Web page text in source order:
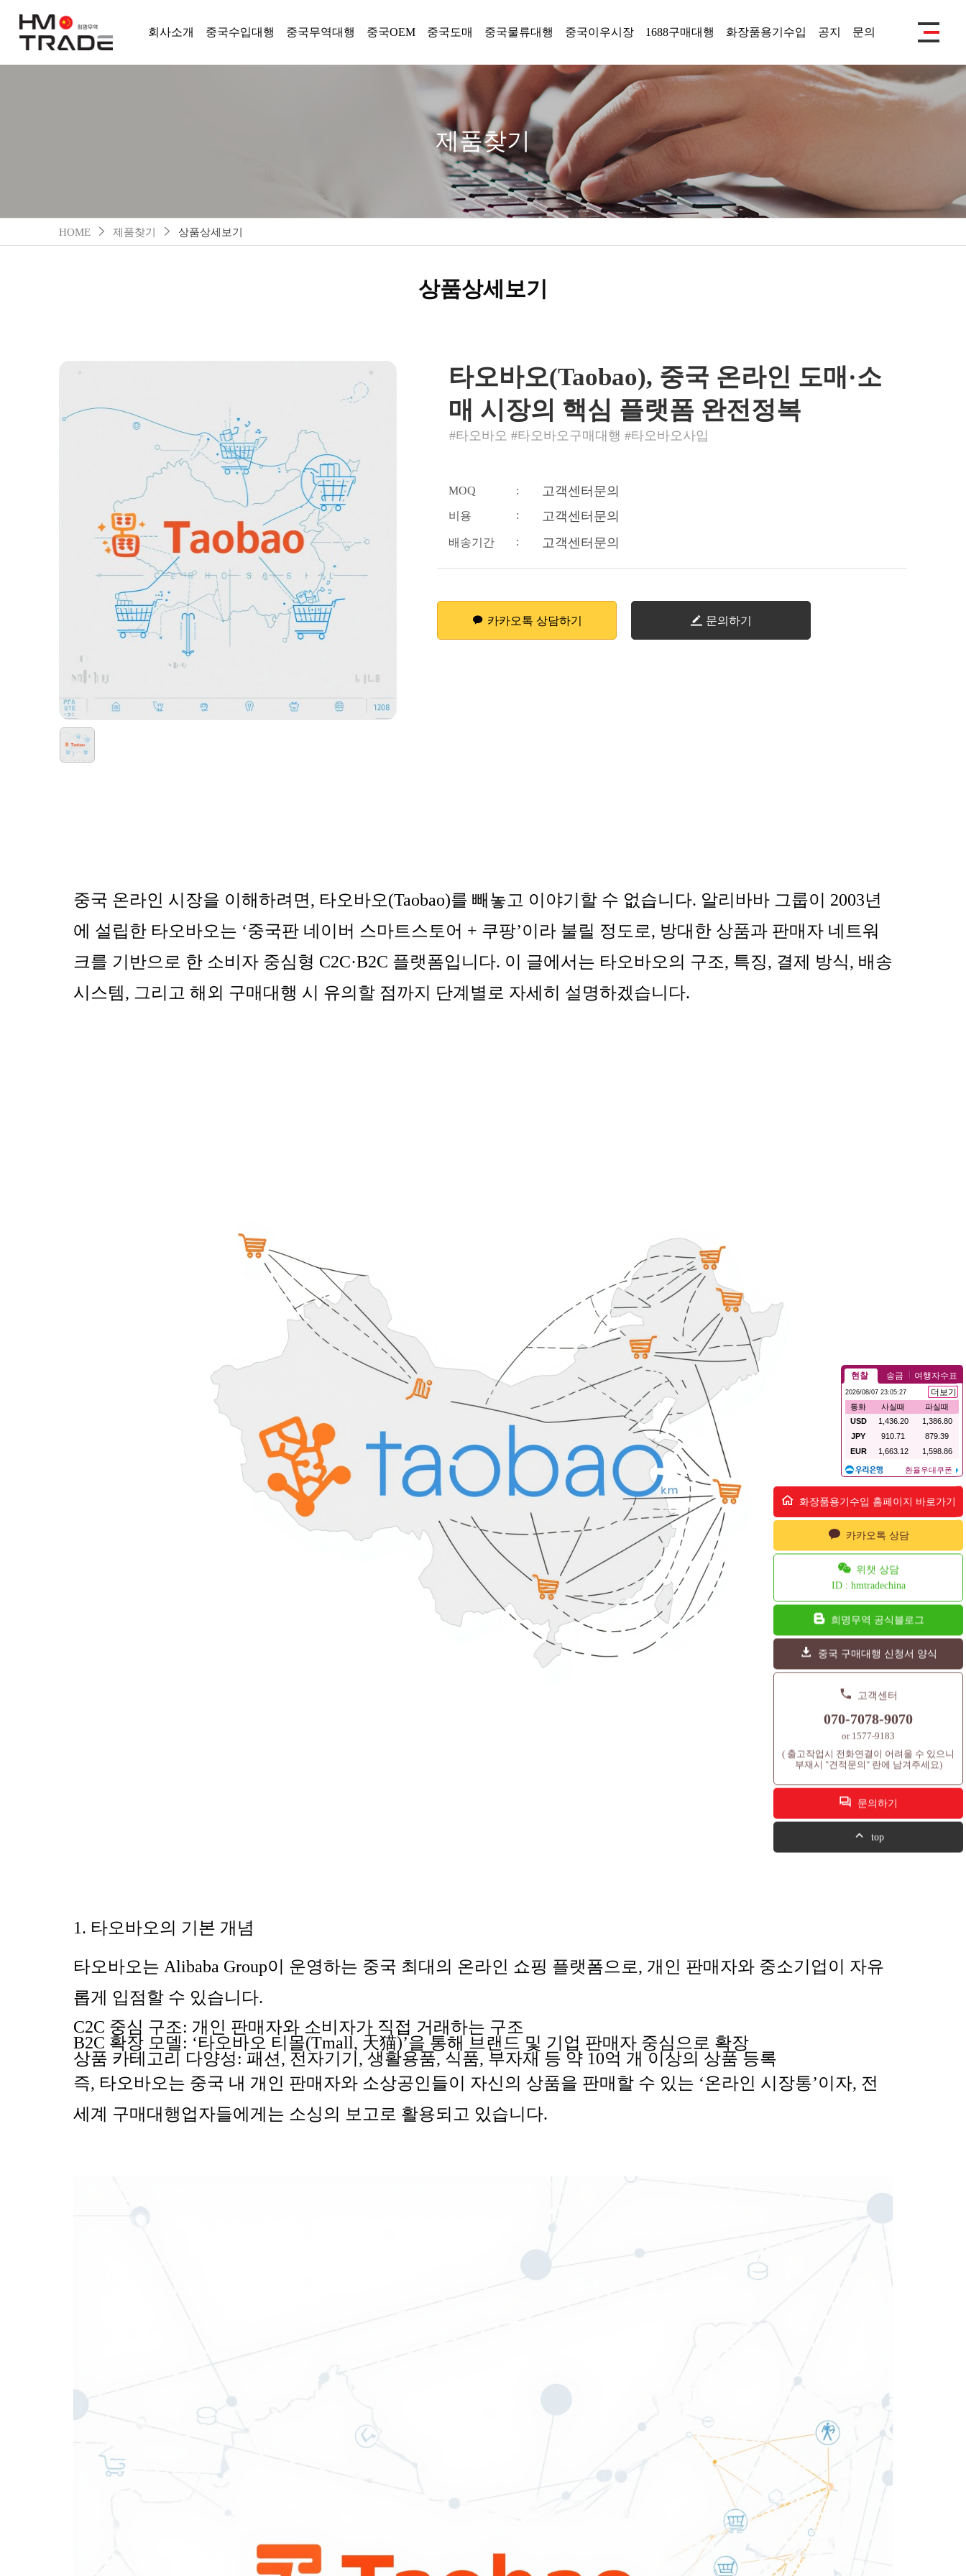
회사소개 중국수입대행 중국무역대행 중국OEM 중국도매 중국물류대행 중국이우시장 1688구매대행 화장품용기수입 공지 문의
제품찾기
HOME 제품찾기 상품상세보기
화장품용기수입 홈페이지 바로가기
카카오톡 상담
위챗 상담
ID : hmtradechina
희명무역 공식블로그
중국 구매대행 신청서 양식
고객센터
070-7078-9070
or 1577-9183
( 출고작업시 전화연결이 어려울 수 있으니
부재시 "견적문의" 란에 남겨주세요)
문의하기
top
상품상세보기
타오바오(Taobao), 중국 온라인 도매·소
매 시장의 핵심 플랫폼 완전정복
#타오바오 #타오바오구매대행 #타오바오사입
MOQ : 고객센터문의
비용 : 고객센터문의
배송기간 : 고객센터문의
카카오톡 상담하기 문의하기
중국 온라인 시장을 이해하려면, 타오바오(Taobao)를 빼놓고 이야기할 수 없습니다. 알리바바 그룹이 2003년
에 설립한 타오바오는 ‘중국판 네이버 스마트스토어 + 쿠팡’이라 불릴 정도로, 방대한 상품과 판매자 네트워
크를 기반으로 한 소비자 중심형 C2C·B2C 플랫폼입니다. 이 글에서는 타오바오의 구조, 특징, 결제 방식, 배송
시스템, 그리고 해외 구매대행 시 유의할 점까지 단계별로 자세히 설명하겠습니다.
1. 타오바오의 기본 개념
타오바오는 Alibaba Group이 운영하는 중국 최대의 온라인 쇼핑 플랫폼으로, 개인 판매자와 중소기업이 자유
롭게 입점할 수 있습니다.
C2C 중심 구조: 개인 판매자와 소비자가 직접 거래하는 구조
B2C 확장 모델: ‘타오바오 티몰(Tmall, 天猫)’을 통해 브랜드 및 기업 판매자 중심으로 확장
상품 카테고리 다양성: 패션, 전자기기 , 생활용품, 식품, 부자재 등 약 10억 개 이상의 상품 등록
즉, 타오바오는 중국 내 개인 판매자와 소상공인들이 자신의 상품을 판매할 수 있는 ‘온라인 시장통’이자, 전
세계 구매대행업자들에게는 소싱의 보고로 활용되고 있습니다.